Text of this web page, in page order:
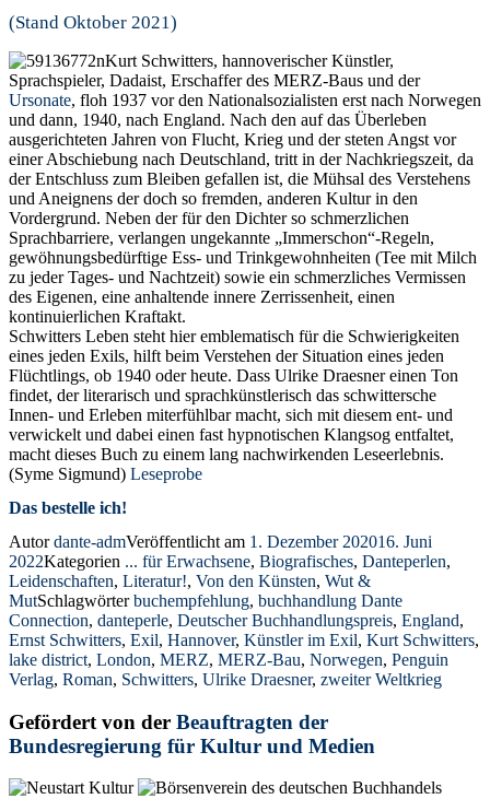
(Stand Oktober 2021)
Kurt Schwitters, hannoverischer Künstler,
Sprachspieler, Dadaist, Erschaffer des MERZ-Baus und der
Ursonate, floh 1937 vor den Nationalsozialisten erst nach Norwegen
und dann, 1940, nach England. Nach den auf das Überleben
ausgerichteten Jahren von Flucht, Krieg und der steten Angst vor
einer Abschiebung nach Deutschland, tritt in der Nachkriegszeit, da
der Entschluss zum Bleiben gefallen ist, die Mühsal des Verstehens
und Aneignens der doch so fremden, anderen Kultur in den
Vordergrund. Neben der für den Dichter so schmerzlichen
Sprachbarriere, verlangen ungekannte „Immerschon“-Regeln,
gewöhnungsbedürftige Ess- und Trinkgewohnheiten (Tee mit Milch
zu jeder Tages- und Nachtzeit) sowie ein schmerzliches Vermissen
des Eigenen, eine anhaltende innere Zerrissenheit, einen
kontinuierlichen Kraftakt.
Schwitters Leben steht hier emblematisch für die Schwierigkeiten
eines jeden Exils, hilft beim Verstehen der Situation eines jeden
Flüchtlings, ob 1940 oder heute. Dass Ulrike Draesner einen Ton
findet, der literarisch und sprachkünstlerisch das schwittersche
Innen- und Erleben miterfühlbar macht, sich mit diesem ent- und
verwickelt und dabei einen fast hypnotischen Klangsog entfaltet,
macht dieses Buch zu einem lang nachwirkenden Leseerlebnis.
(Syme Sigmund) Leseprobe
Das bestelle ich!
Autordante-admVeröffentlicht am 1. Dezember 202016. Juni
2022Kategorien ... für Erwachsene, Biografisches, Danteperlen,
Leidenschaften, Literatur!, Von den Künsten, Wut &
MutSchlagwörterbuchempfehlung, buchhandlung Dante
Connection, danteperle, Deutscher Buchhandlungspreis, England,
Ernst Schwitters, Exil, Hannover, Künstler im Exil, Kurt Schwitters,
lake district, London, MERZ, MERZ-Bau, Norwegen, Penguin
Verlag, Roman, Schwitters, Ulrike Draesner, zweiter Weltkrieg
Gefördert von der Beauftragten der
Bundesregierung für Kultur und Medien